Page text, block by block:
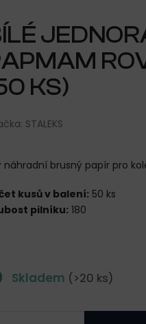
KS)
STALEKS
Skladem (>20 ks)
náhradní brusný papír pro
kusů v balení: 50 ks
pilníku: 180